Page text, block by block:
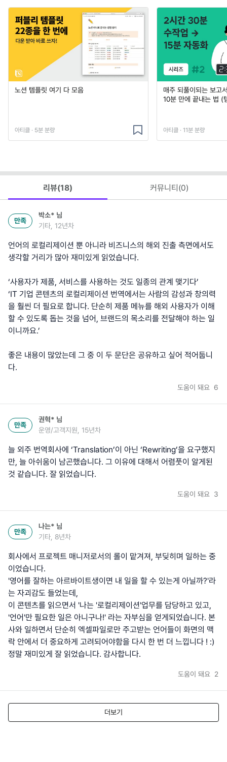
노션 템플릿 여기 다 모음
아티클 · 5분 분량
매주 되풀이되는 보고
10분 만에 끝내는 법 (
아티클 · 11분 분량
리뷰(18) 커뮤니티(0)
만족
박소* 님
기타, 12년차
언어의 로컬리제이션 뿐 아니라 비즈니스의 해외 진출 측면에서도
생각할 거리가 많아 재미있게 읽었습니다.
‘사용자가 제품, 서비스를 사용하는 것도 일종의 관계 맺기다’
‘IT 기업 콘텐츠의 로컬리제이션 번역에서는 사람의 감성과 창의력
을 훨씬 더 필요로 합니다. 단순히 제품 메뉴를 해외 사용자가 이해
할 수 있도록 돕는 것을 넘어, 브랜드의 목소리를 전달해야 하는 일
이니까요.’
좋은 내용이 많았는데 그 중 이 두 문단은 공유하고 싶어 적어둡니
다.
도움이 돼요 6
만족
권혁* 님
운영/고객지원, 15년차
늘 외주 번역회사에 ‘Translation’이 아닌 ‘Rewriting’을 요구했지
만, 늘 아쉬움이 남곤했습니다. 그 이유에 대해서 어렴풋이 알게된
것 같습니다. 잘 읽었습니다.
도움이 돼요 3
만족
나는* 님
기타, 8년차
회사에서 프로젝트 매니저로서의 롤이 맡겨져, 부딪히며 일하는 중
이었습니다.
'영어를 잘하는 아르바이트생이면 내 일을 할 수 있는게 아닐까?'라
는 자괴감도 들었는데,
이 콘텐츠를 읽으면서 '나는 '로컬리제이션'업무를 담당하고 있고,
'언어'만 필요한 일은 아니구나!' 라는 자부심을 얻게되었습니다. 본
사와 일하면서 단순히 엑셀파일로만 주고받는 언어들이 화면의 맥
락 안에서 더 중요하게 고려되어야함을 다시 한 번 더 느낍니다 ! :)
정말 재미있게 잘 읽었습니다. 감사합니다.
도움이 돼요 2
더보기